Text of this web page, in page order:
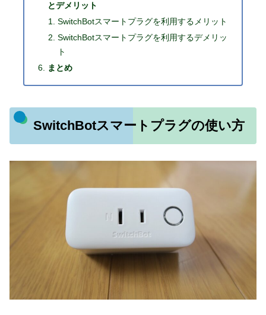
とデメリット
SwitchBotスマートプラグを利用するメリット
SwitchBotスマートプラグを利用するデメリッ
ト
まとめ
SwitchBotスマートプラグの使い方